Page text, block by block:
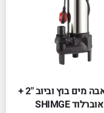
משאבה מים בוץ וביוב "2 +
אוברלוד SHIMGE